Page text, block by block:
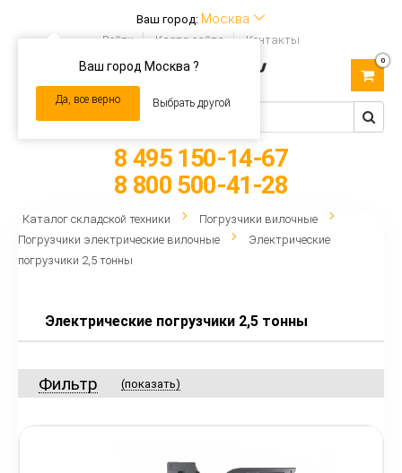
Ваш город: Москва
Ваш город Москва ?
Да, все верно Выбрать другой
Войти Карта сайта Контакты
navigation
0
8 495 150-14-67
8 800 500-41-28
Каталог складской техники
Погрузчики вилочные
Погрузчики электрические вилочные
Электрические
погрузчики 2,5 тонны
Электрические погрузчики 2,5 тонны
Фильтр (показать)